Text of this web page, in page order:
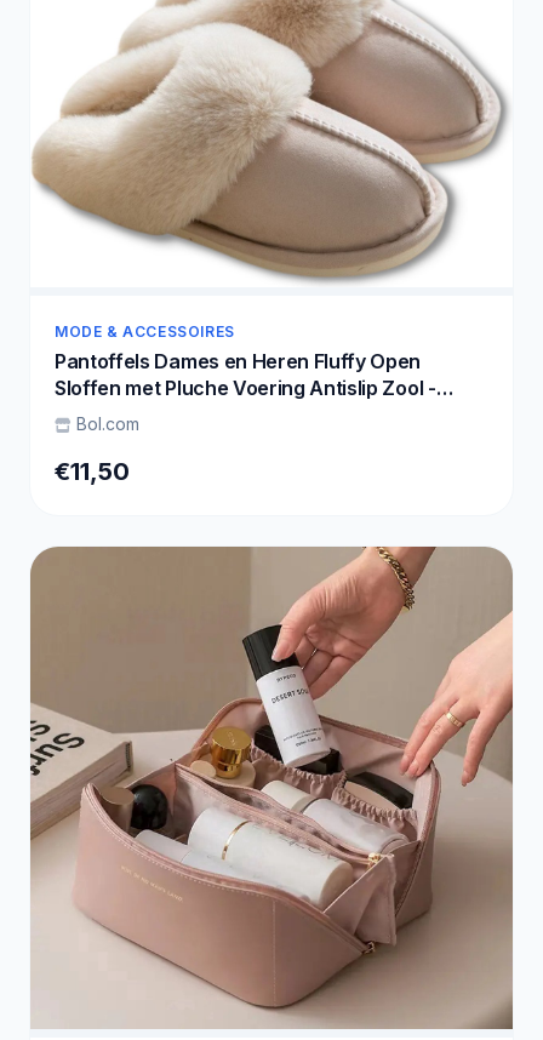
MODE & ACCESSOIRES
Pantoffels Dames en Heren Fluffy Open
Sloffen met Pluche Voering Antislip Zool -
Beige - Maat 40/41 valt klein
Bol.com
€11,50